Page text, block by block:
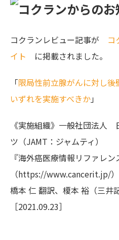
コクランレビュー記事が コ
イト に掲載されました。
「限局性前立腺がんに対し後
いずれを実施すべきか」
《実施組織》一般社団法人
ツ（JAMT：ジャムティ）
『海外癌医療情報リファレン
（https://www.cancerit.jp/）
橋本 仁 翻訳、榎本 裕（三井
［2021.09.23］